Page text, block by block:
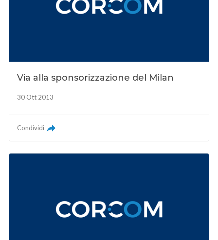
Via alla sponsorizzazione del Milan
30 Ott 2013
Condividi